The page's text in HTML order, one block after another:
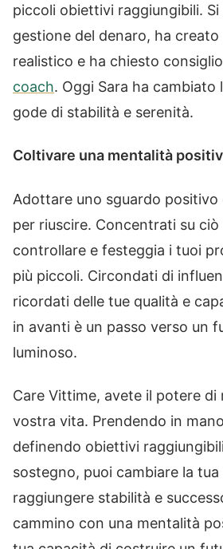
piccoli obiettivi raggiungibili.
gestione del denaro, ha
realistico e ha chiesto
coach. Oggi Sara ha cambiato
gode di stabilità e serenità.
Coltivare una mentalità
Adottare uno sguardo
per riuscire. Concentrati su ciò
controllare e festeggia i tuoi
più piccoli. Circondati di
ricordati delle tue qualità e
in avanti è un passo verso un
luminoso.
Care Vittime, avete il potere di
vostra vita. Prendendo in
definendo obiettivi
sostegno, puoi cambiare la tua
raggiungere stabilità e
cammino con una mentalità